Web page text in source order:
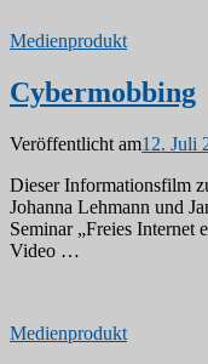
Medienprodukt
Cybermobbing
Veröffentlicht am12. Juli
Dieser Informationsfilm
Johanna Lehmann und
Seminar „Freies Internet
Video …
Medienprodukt